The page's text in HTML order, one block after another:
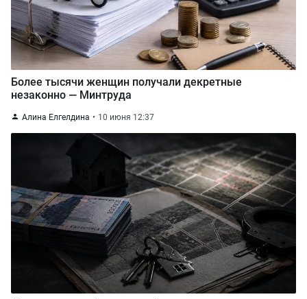
Более тысячи женщин получали декретные
незаконно — Минтруда
Алина Елгелдина 10 июня 12:37